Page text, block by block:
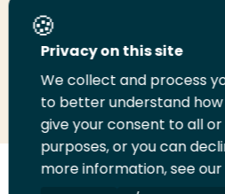
Share this page
Share
LinkedIn
Share
on
Twitter
Share
on
Facebook
Email
this
page
Privacy on this site
We collect and process
to better understand how
give your consent to all
purposes, or you can
more information, see